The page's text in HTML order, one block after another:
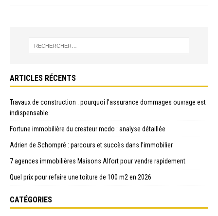
ARTICLES RÉCENTS
Travaux de construction : pourquoi l’assurance dommages ouvrage est
indispensable
Fortune immobilière du createur mcdo : analyse détaillée
Adrien de Schompré : parcours et succès dans l’immobilier
7 agences immobilières Maisons Alfort pour vendre rapidement
Quel prix pour refaire une toiture de 100 m2 en 2026
CATÉGORIES